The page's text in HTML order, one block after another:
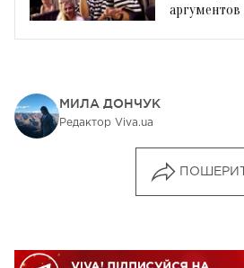
МИЛА ДОНЧУК
Редактор Viva.ua